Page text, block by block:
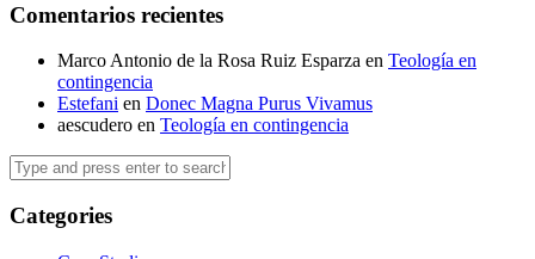
Comentarios recientes
Marco Antonio de la Rosa Ruiz Esparza en Teología en
contingencia
Estefani en Donec Magna Purus Vivamus
aescudero en Teología en contingencia
Categories